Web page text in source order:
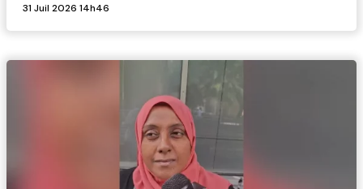
31 Juil 2026 14h46